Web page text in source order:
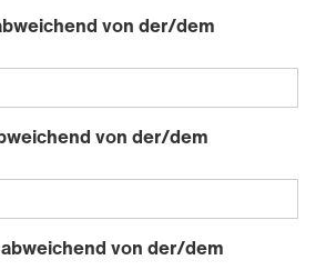
von der/dem
von der/dem
von der/dem